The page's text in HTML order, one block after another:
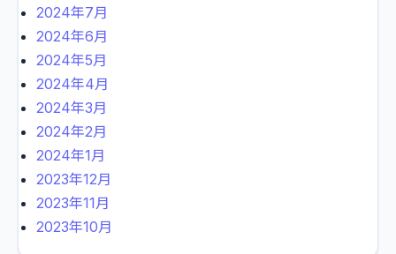
2024年7月
2024年6月
2024年5月
2024年4月
2024年3月
2024年2月
2024年1月
2023年12月
2023年11月
2023年10月